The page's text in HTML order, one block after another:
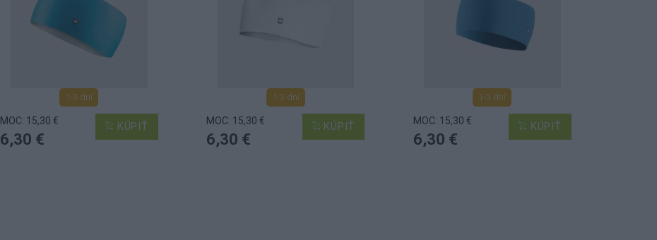
1-3 dní
MOC: 15,30 €
6,30 €
KÚPIŤ
1-3 dní
MOC: 15,30 €
6,30 €
KÚPIŤ
1-3 dní
MOC: 15,30 €
6,30 €
KÚPIŤ